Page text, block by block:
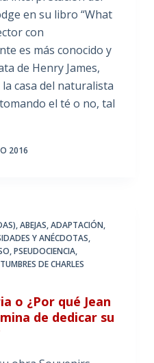
en su libro “What
con
es más conocido y
de Henry James,
casa del naturalista
el té o no, tal
2016
,ABEJAS,ADAPTACIÓN,
Y ANÉCDOTAS,
,PSEUDOCIENCIA,
DE CHARLES
o ¿Por qué Jean
de dedicar su